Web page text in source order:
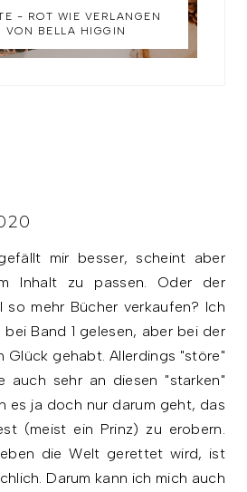
- ROT WIE VERLANGEN
VON BELLA HIGGIN
mir besser, scheint aber
Inhalt zu passen. Oder der
so mehr Bücher verkaufen? Ich
Band 1 gelesen, aber bei der
Glück gehabt. Allerdings "störe"
auch sehr an diesen "starken"
es ja doch nur darum geht, das
(meist ein Prinz) zu erobern.
die Welt gerettet wird, ist
Darum kann ich mich auch